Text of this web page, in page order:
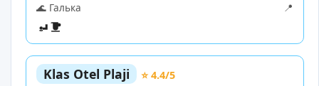
🌊 Галька
📍
Klas Otel Plaji
⭐ 4.4/5